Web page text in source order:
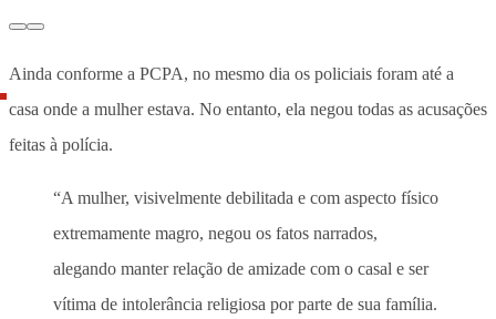
Ainda conforme a PCPA, no mesmo dia os policiais foram até a
casa onde a mulher estava. No entanto, ela negou todas as acusações
feitas à polícia.
“A mulher, visivelmente debilitada e com aspecto físico
extremamente magro, negou os fatos narrados,
alegando manter relação de amizade com o casal e ser
vítima de intolerância religiosa por parte de sua família.